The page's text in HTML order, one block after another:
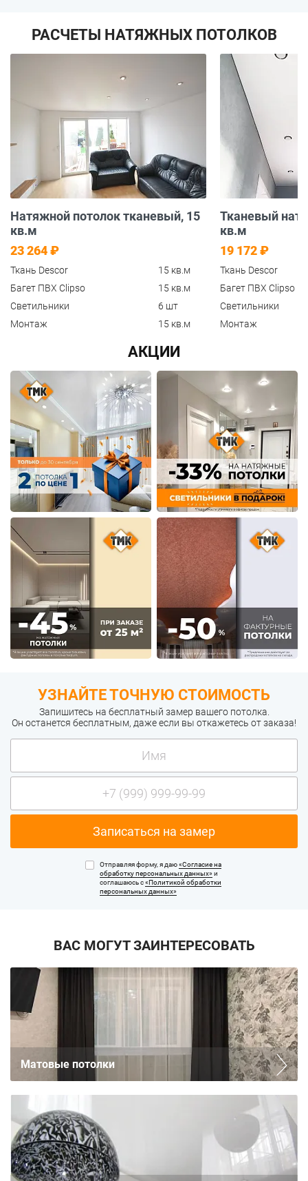
РАСЧЕТЫ НАТЯЖНЫХ ПОТОЛКОВ
Натяжной потолок тканевый, 15
кв.м
23 264 ₽
Ткань Descor
15 кв.м
Багет ПВХ Clipso
15 кв.м
Светильники
6 шт
Монтаж
15 кв.м
Тканевый
кв.м
19 172 ₽
Ткань Descor
Багет ПВХ Clipso
Светильники
Монтаж
АКЦИИ
УЗНАЙТЕ ТОЧНУЮ СТОИМОСТЬ
Запишитесь на бесплатный замер вашего потолка.
Он останется бесплатным, даже если вы откажетесь от заказа!
Отправляя форму, я даю«Согласие на
обработку персональных данных» и
соглашаюсь с«Политикой обработки
персональных данных»
ВАС МОГУТ ЗАИНТЕРЕСОВАТЬ
Матовые потолки